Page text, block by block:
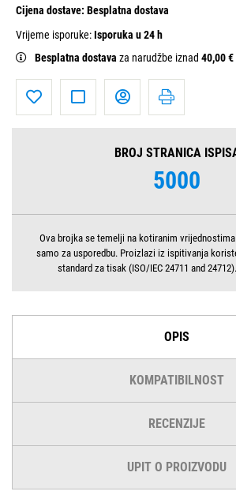
Cijena dostave: Besplatna dostava
Vrijeme isporuke:Isporuka u 24 h
Besplatna dostava za narudžbe iznad 40,00 €
BROJ STRANICA
5000
Ova brojka se temelji na kotiranim
samo za usporedbu. Proizlazi iz ispitivanja
standard za tisak (ISO/IEC 24711 and
OPIS
KOMPATIBILNOST
RECENZIJE
UPIT O PROIZVODU